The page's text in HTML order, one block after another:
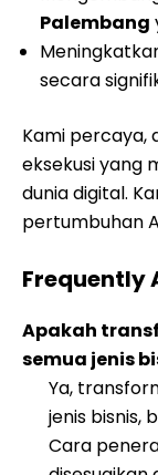
Palembang
secara
Kami percaya,
eksekusi yang
dunia digital.
pertumbuhan
Frequently
Apakah
semua jenis
Ya,
jenis bisnis,
Cara